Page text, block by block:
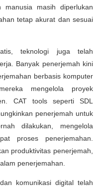
masih diperlukan
tetap akurat dan sesuai
teknologi juga telah
Banyak penerjemah kini
berbasis komputer
mengelola proyek
CAT tools seperti SDL
penerjemah untuk
dilakukan, mengelola
proses penerjemahan.
produktivitas penerjemah,
penerjemahan.
komunikasi digital telah